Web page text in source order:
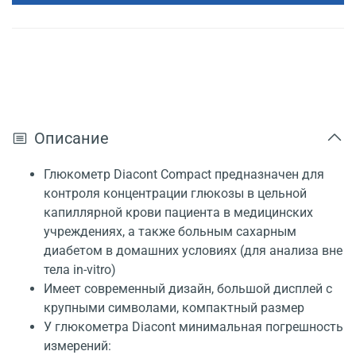
Описание
Глюкометр Diacont Compact предназначен для
контроля концентрации глюкозы в цельной
капиллярной крови пациента в медицинских
учреждениях, а также больным сахарным
диабетом в домашних условиях (для анализа вне
тела in-vitro)
Имеет современный дизайн, большой дисплей с
крупными символами, компактный размер
У глюкометра Diacont минимальная погрешность
измерений: